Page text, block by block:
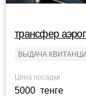
трансфер
ВЫДАЧА
Цена посадки
5000 тенге